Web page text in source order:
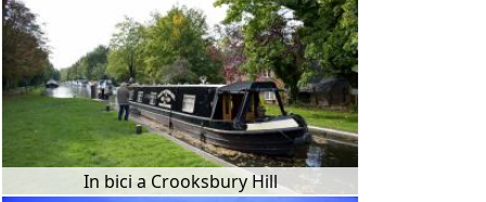
In bici a Crooksbury Hill